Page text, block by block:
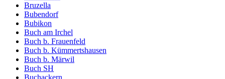
Bruzella
Bubendorf
Bubikon
Buch am Irchel
Buch b. Frauenfeld
Buch b. Kümmertshausen
Buch b. Märwil
Buch SH
Buchackern